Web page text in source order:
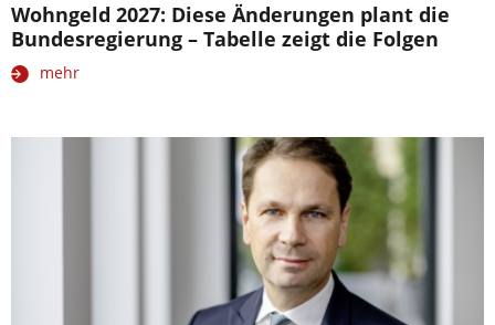
Wohngeld 2027: Diese Änderungen plant die
Bundesregierung – Tabelle zeigt die Folgen
mehr